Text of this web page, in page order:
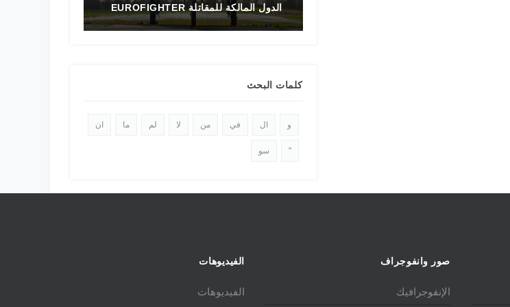
الدول المالكة للمقاتلة EUROFIGHTER
كلمات البحث
و ال في من لا لم ما ان
" سو
صور وانفوجراف
الإنفوجرافيك
الفيديوهات
الفيديوهات